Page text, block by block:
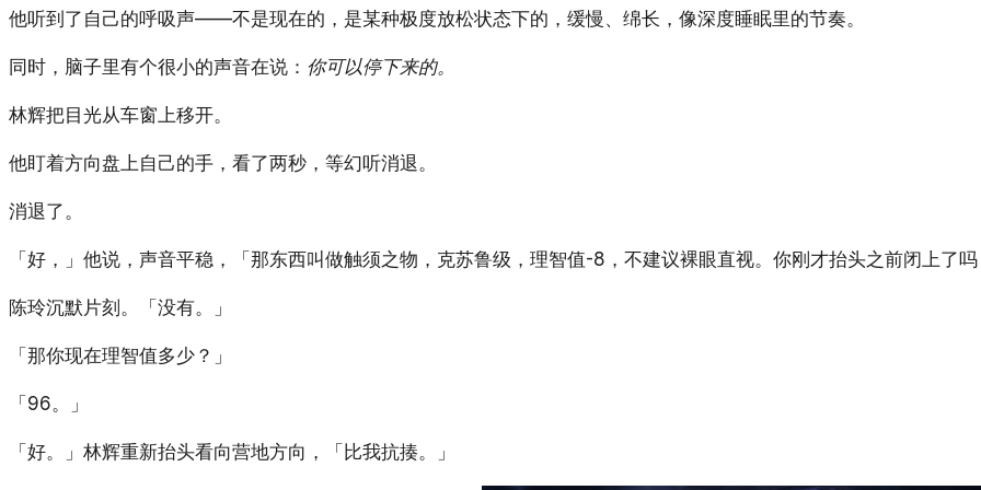
他听到了自己的呼吸声——不是现在的，是某种极度放松状态下的，缓慢、绵长，像深度睡眠里的节奏。
同时，脑子里有个很小的声音在说： 你可以停下来的。
林辉把目光从车窗上移开。
他盯着方向盘上自己的手，看了两秒，等幻听消退。
消退了。
「好，」他说，声音平稳，「那东西叫做触须之物，克苏鲁级，理智值-8，不建议裸眼直视。你刚才抬头之前闭上了
陈玲沉默片刻。「没有。」
「那你现在理智值多少？」
「96。」
「好。」林辉重新抬头看向营地方向，「比我抗揍。」